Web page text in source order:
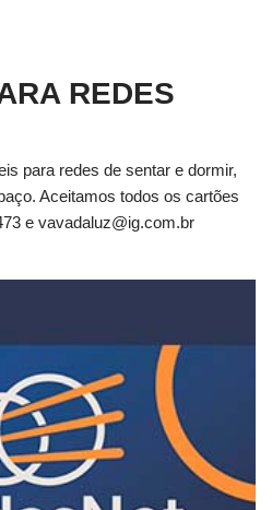
REDES
para redes de sentar e dormir,
Aceitamos todos os cartões
e vavadaluz@ig.com.br